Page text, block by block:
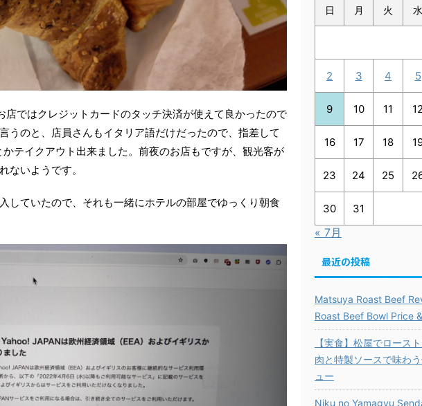
ではクレジットカードのタッチ決済が使えて良かったので
うのと、店員さんもイタリア語だけだったので、指差して
テイクアウト出来ました。前夜のお店もですが、観光客が
ないようです。
していたので、それも一緒にホテルの部屋でゆっくり朝食
日 月 火 水
2 3 4 5
9 10 11 12
16 17 18
23 24 25
30 31
« 7月
最近の投稿
Matsuya Roast Beef
Roast Beef Bowl Price
【実食】松屋でロース
肉と特製ソースで味わ
ュー
Niku no Yamagyu